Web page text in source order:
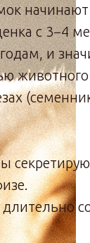
начинают
с 3−4
и
животного